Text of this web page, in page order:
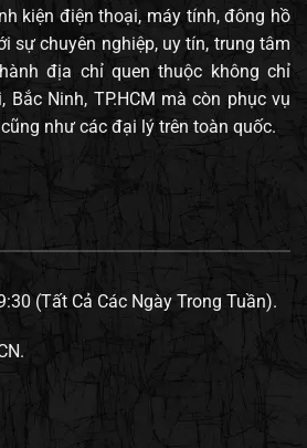
kiện điện thoại, máy tính, đông hồ
sự chuyên nghiệp, uy tín, trung tâm
địa chỉ quen thuộc không chỉ
Bắc Ninh, TP.HCM mà còn phục vụ
như các đại lý trên toàn quốc.
(Tất Cả Các Ngày Trong Tuần).